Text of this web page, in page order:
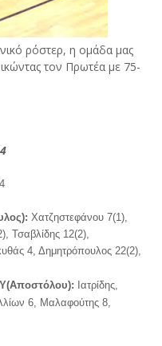
ρόστερ, η ομάδα μας
τον Πρωτέα με 75-
Χατζηστεφάνου 7(1),
Τσαβλίδης 12(2),
4, Δημητρόπουλος 22(2),
Ιατρίδης,
6, Μαλαφούτης 8,